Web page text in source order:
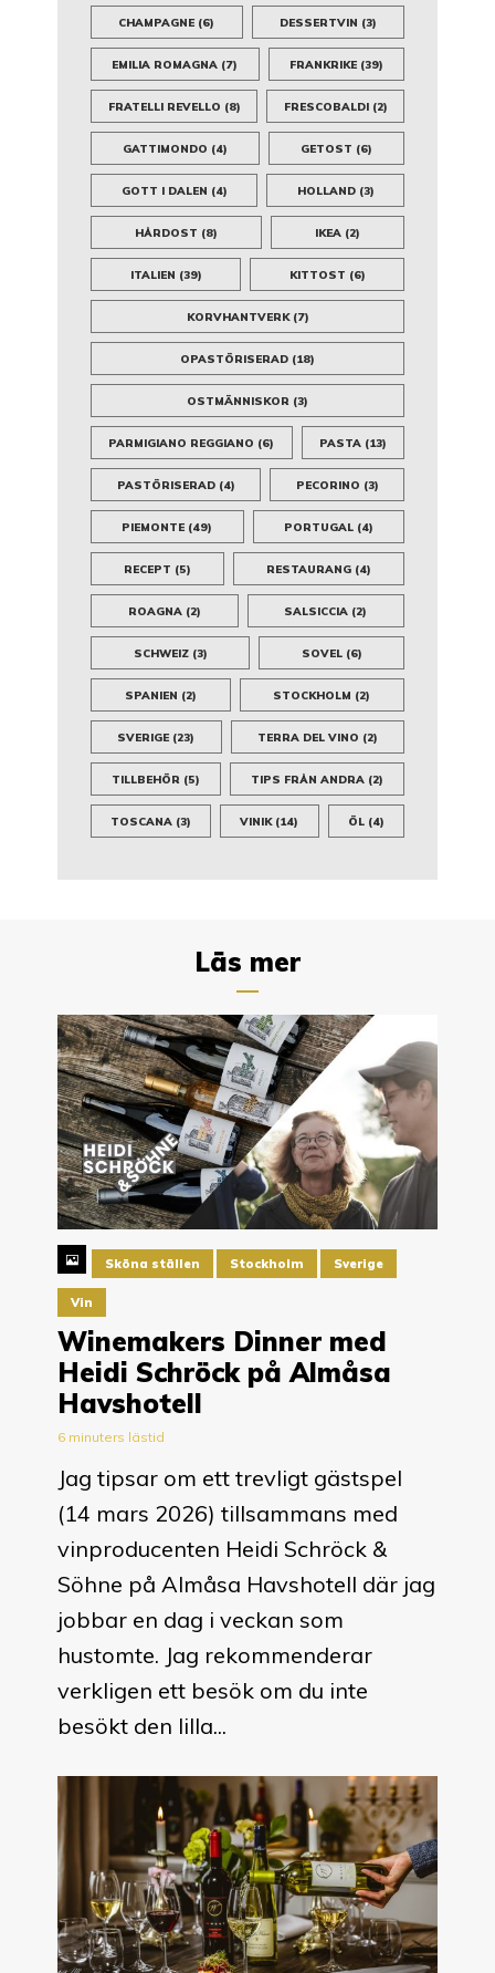
CHAMPAGNE (6) DESSERTVIN (3)
EMILIA ROMAGNA (7) FRANKRIKE(39)
FRATELLI REVELLO (8) FRESCOBALDI(2)
GATTIMONDO (4) GETOST (6)
GOTT I DALEN (4) HOLLAND(3)
HÅRDOST (8) IKEA (2)
ITALIEN (39) KITTOST (6)
KORVHANTVERK(7)
OPASTÖRISERAD (18)
OSTMÄNNISKOR (3)
PARMIGIANO REGGIANO (6) PASTA(13)
PASTÖRISERAD(4) PECORINO (3)
PIEMONTE (49) PORTUGAL(4)
RECEPT (5) RESTAURANG (4)
ROAGNA(2) SALSICCIA (2)
SCHWEIZ(3) SOVEL(6)
SPANIEN (2) STOCKHOLM (2)
SVERIGE (23) TERRA DEL VINO (2)
TILLBEHÖR (5) TIPS FRÅN ANDRA (2)
TOSCANA (3) VINIK(14) ÖL(4)
Läs mer
Sköna ställen Stockholm Sverige
Vin
Winemakers Dinner med
Heidi Schröck på Almåsa
Havshotell
6 minuters lästid
Jag tipsar om ett trevligt gästspel
(14 mars 2026) tillsammans med
vinproducenten Heidi Schröck &
Söhne på Almåsa Havshotell där jag
jobbar en dag i veckan som
hustomte. Jag rekommenderar
verkligen ett besök om du inte
besökt den lilla...